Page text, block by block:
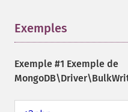
Exemples
Exemple #1 Exemple de